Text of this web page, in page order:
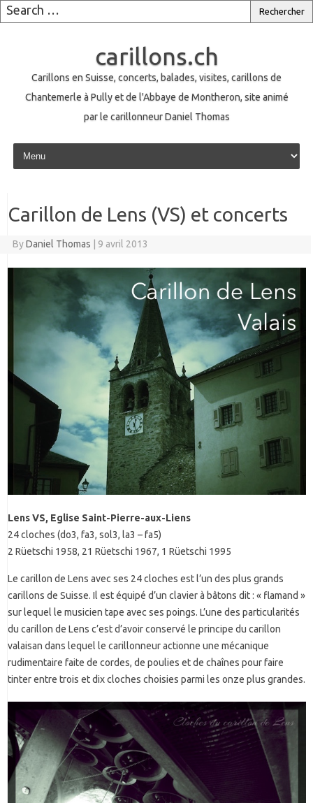
carillons.ch
Carillons en Suisse, concerts, balades, visites, carillons de
Chantemerle à Pully et de l'Abbaye de Montheron, site animé
par le carillonneur Daniel Thomas
Skip to content
Carillon de Lens (VS) et concerts
ByDaniel Thomas 9 avril 2013
Lens VS, Eglise Saint-Pierre-aux-Liens
24 cloches (do3, fa3, sol3, la3 – fa5)
2 Rüetschi 1958, 21 Rüetschi 1967, 1 Rüetschi 1995
Le carillon de Lens avec ses 24 cloches est l’un des plus grands
carillons de Suisse. Il est équipé d’un clavier à bâtons dit : « flamand »
sur lequel le musicien tape avec ses poings. L’une des particularités
du carillon de Lens c’est d’avoir conservé le principe du carillon
valaisan dans lequel le carillonneur actionne une mécanique
rudimentaire faite de cordes, de poulies et de chaînes pour faire
tinter entre trois et dix cloches choisies parmi les onze plus grandes.